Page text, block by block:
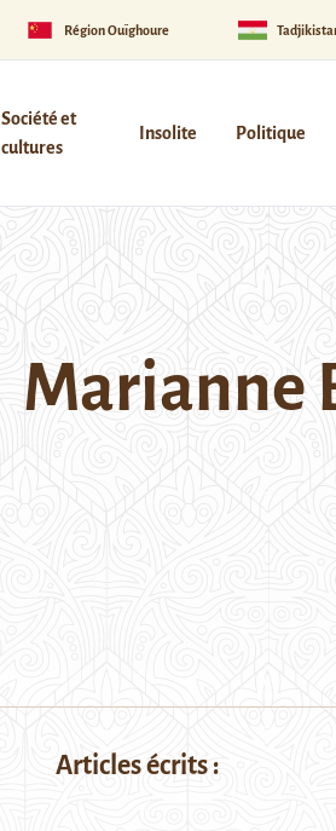
Région Ouïghoure
Société et
cultures
Insolite Politique
Marianne
Articles écrits :